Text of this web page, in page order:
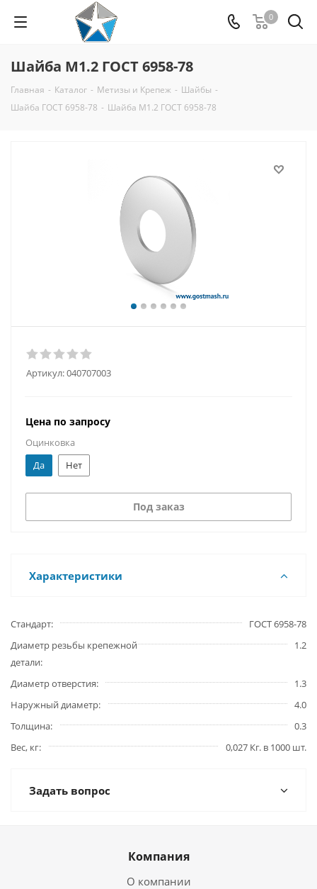
0
Шайба М1.2 ГОСТ 6958-78
Главная - Каталог - Метизы и Крепеж - Шайбы -
Шайба ГОСТ 6958-78 - Шайба М1.2 ГОСТ 6958-78
Артикул:040707003
Цена по запросу
Оцинковка
Да
Нет
Под заказ
Характеристики
Стандарт
ГОСТ 6958-78
Диаметр резьбы крепежной
детали
1.2
Диаметр отверстия
1.3
Наружный диаметр
4.0
Толщина
0.3
Вес, кг
0,027 Кг. в 1000 шт.
Задать вопрос
Компания
О компании